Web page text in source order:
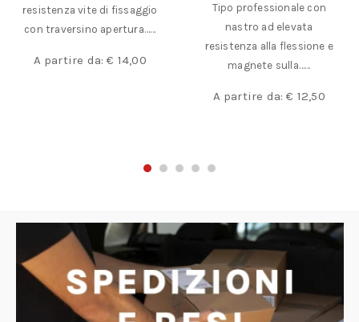
resistenza vite di fissaggio
con traversino apertura……
A partire da:€ 14,00
Tipo professionale con
nastro ad elevata
resistenza alla flessione e
magnete sulla……
A partire da:€ 12,50